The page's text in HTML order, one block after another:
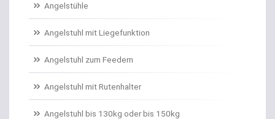
Angelschnur Waller
Angelstühle
Angelstuhl mit Liegefunktion
Angelstuhl zum Feedern
Angelstuhl mit Rutenhalter
Angelstuhl bis 130kg oder bis 150kg